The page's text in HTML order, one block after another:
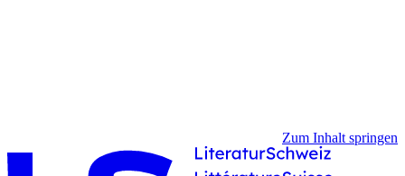
Zum Inhalt springen